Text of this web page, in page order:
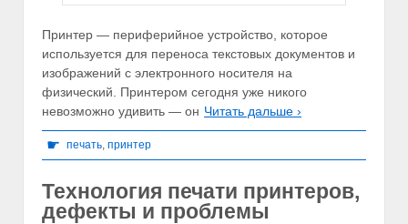
Принтер — периферийное устройство, которое
используется для переноса текстовых документов и
изображений с электронного носителя на
физический. Принтером сегодня уже никого
невозможно удивить — он Читать дальше ›
☛ печать, принтер
Технология печати принтеров,
дефекты и проблемы